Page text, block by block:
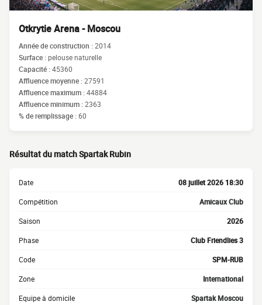
Otkrytie Arena - Moscou
Année de construction :2014
Surface :pelouse naturelle
Capacité :45360
Affluence moyenne :27591
Affluence maximum :44884
Affluence minimum :2363
% de remplissage :60
Résultat du match Spartak Rubin
Date 08 juillet 2026 18:30
Compétition Amicaux Club
Saison 2026
Phase Club Friendlies 3
Code SPM-RUB
Zone International
Equipe à domicile Spartak Moscou